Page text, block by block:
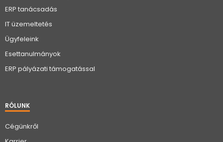
ERP tanácsadás
IT üzemeltetés
Ügyfeleink
Esettanulmányok
ERP pályázati támogatással
RÓLUNK
Cégünkről